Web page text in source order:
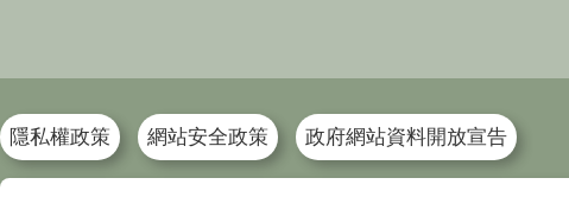
隱私權政策 網站安全政策 政府網站資料開放宣告